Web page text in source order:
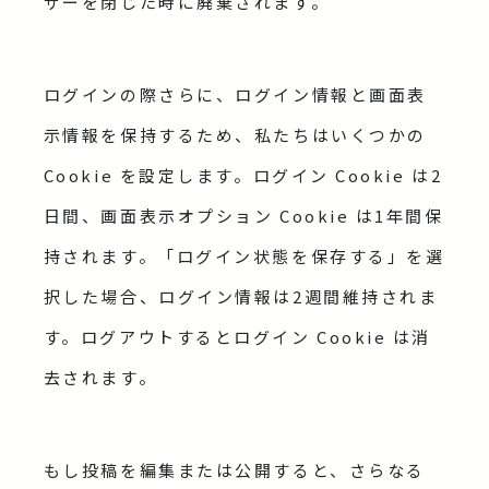
ログインの際さらに、ログイン情報と画面表
示情報を保持するため、私たちはいくつかの
Cookie を設定します。ログイン Cookie は2
日間、画面表示オプション Cookie は1年間保
持されます。「ログイン状態を保存する」を選
択した場合、ログイン情報は2週間維持されま
す。ログアウトするとログイン Cookie は消
去されます。
もし投稿を編集または公開すると、さらなる